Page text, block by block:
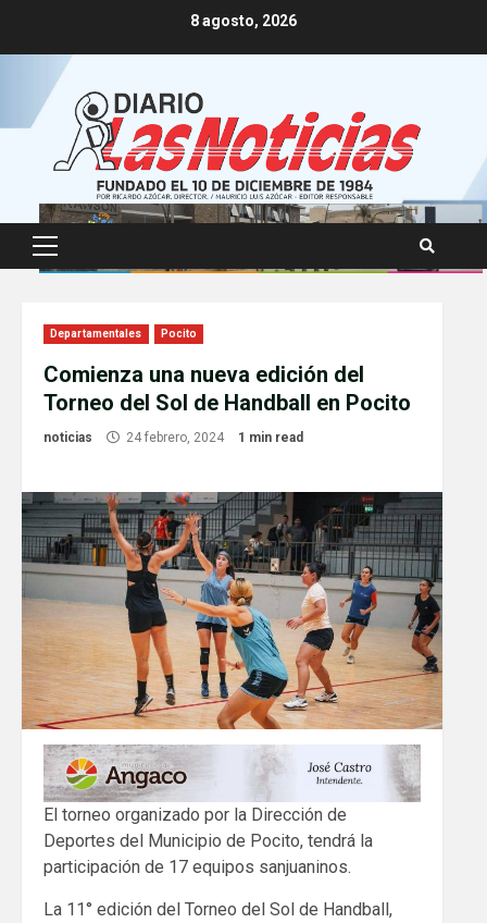
8 agosto, 2026
Primary
Menu
Departamentales Pocito
Comienza una nueva edición del
Torneo del Sol de Handball en Pocito
noticias 24 febrero, 2024 1 min read
El torneo organizado por la Dirección de
Deportes del Municipio de Pocito, tendrá la
participación de 17 equipos sanjuaninos.
La 11° edición del Torneo del Sol de Handball,